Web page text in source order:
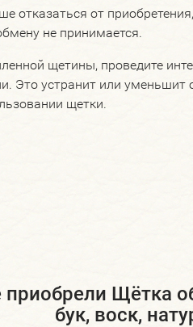
отказаться от
не принимается.
щетины, проведите
Это устранит или уменьшит
щетки.
приобрели Щётка
бук, воск,